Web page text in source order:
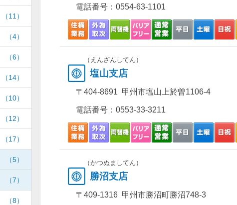
（11）
（4）
（6）
（14）
（10）
（12）
（17）
（5）
（7）
（8）
電話番号： 0554-63-1101
（えんざんしてん）
塩山支店
〒404-8691 甲州市塩山上於曽1106-4
電話番号： 0553-33-3211
（かつぬましてん）
勝沼支店
〒409-1316 甲州市勝沼町勝沼748-3